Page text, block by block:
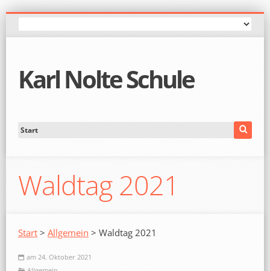
Karl Nolte Schule
Waldtag 2021
Start > Allgemein > Waldtag 2021
am 24. Oktober 2021